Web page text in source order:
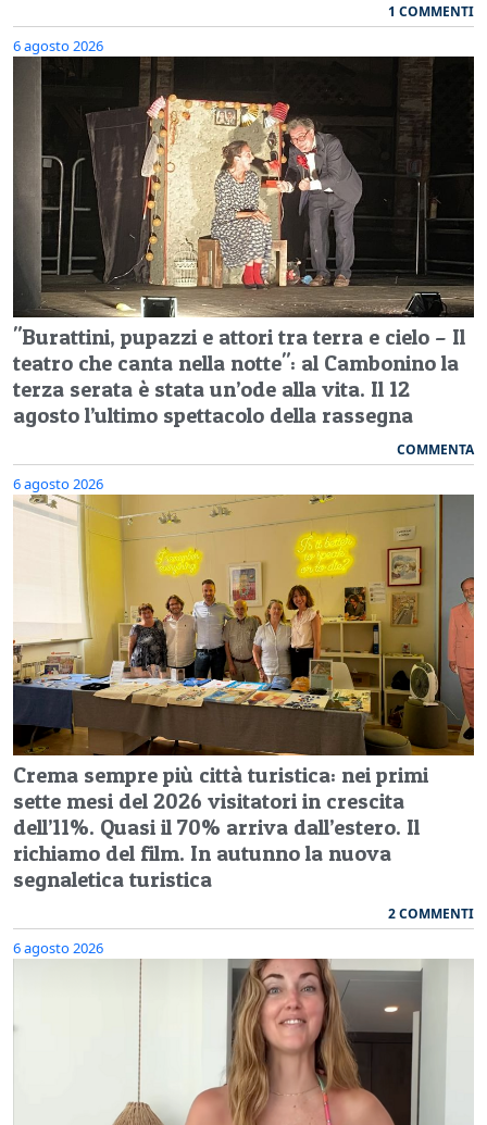
1 COMMENTI
6 agosto 2026
"Burattini, pupazzi e attori tra terra e cielo – Il
teatro che canta nella notte": al Cambonino la
terza serata è stata un’ode alla vita. Il 12
agosto l’ultimo spettacolo della rassegna
COMMENTA
6 agosto 2026
Crema sempre più città turistica: nei primi
sette mesi del 2026 visitatori in crescita
dell’11%. Quasi il 70% arriva dall’estero. Il
richiamo del film. In autunno la nuova
segnaletica turistica
2 COMMENTI
6 agosto 2026